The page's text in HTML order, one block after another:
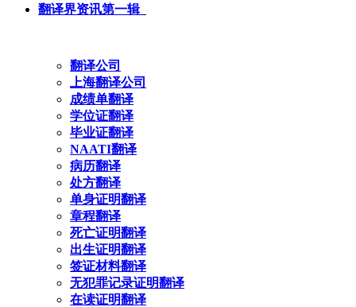
翻译界资讯第一辑
翻译公司
上海翻译公司
成绩单翻译
学位证翻译
毕业证翻译
NAATI翻译
病历翻译
处方翻译
单身证明翻译
章程翻译
死亡证明翻译
出生证明翻译
签证材料翻译
无犯罪记录证明翻译
在读证明翻译